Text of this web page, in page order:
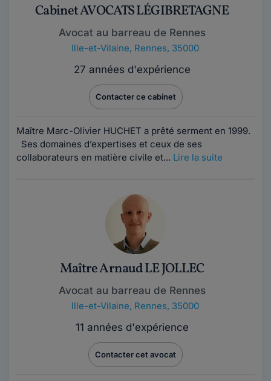
Cabinet AVOCATS LÉGIBRETAGNE
Avocat au barreau de Rennes
Ille-et-Vilaine, Rennes, 35000
27 années d'expérience
Contacter ce cabinet
Maître Marc-Olivier HUCHET a prêté serment en 1999.
Ses domaines d’expertises et ceux de ses
collaborateurs en matière civile et... Lire la suite
Maître Arnaud LE JOLLEC
Avocat au barreau de Rennes
Ille-et-Vilaine, Rennes, 35000
11 années d'expérience
Contacter cet avocat